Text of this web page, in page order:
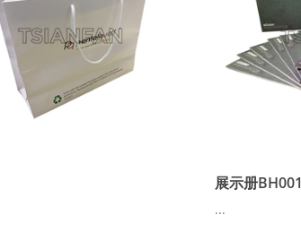
展示册BH001
...